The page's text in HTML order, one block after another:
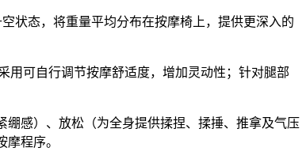
状态，将重量平均分布在按摩椅上，提供更深入的
用可自行调节按摩舒适度，增加灵动性；针对腿部
感）、放松（为全身提供揉捏、揉捶、推拿及气压
程序。